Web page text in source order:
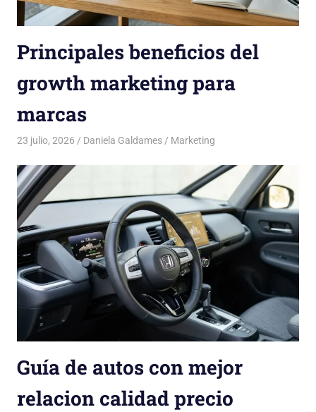
Principales beneficios del
growth marketing para
marcas
23 julio, 2026 Daniela Galdames Marketing
Guía de autos con mejor
relacion calidad precio